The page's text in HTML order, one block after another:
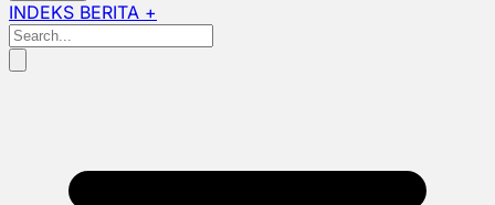
INDEKS BERITA +